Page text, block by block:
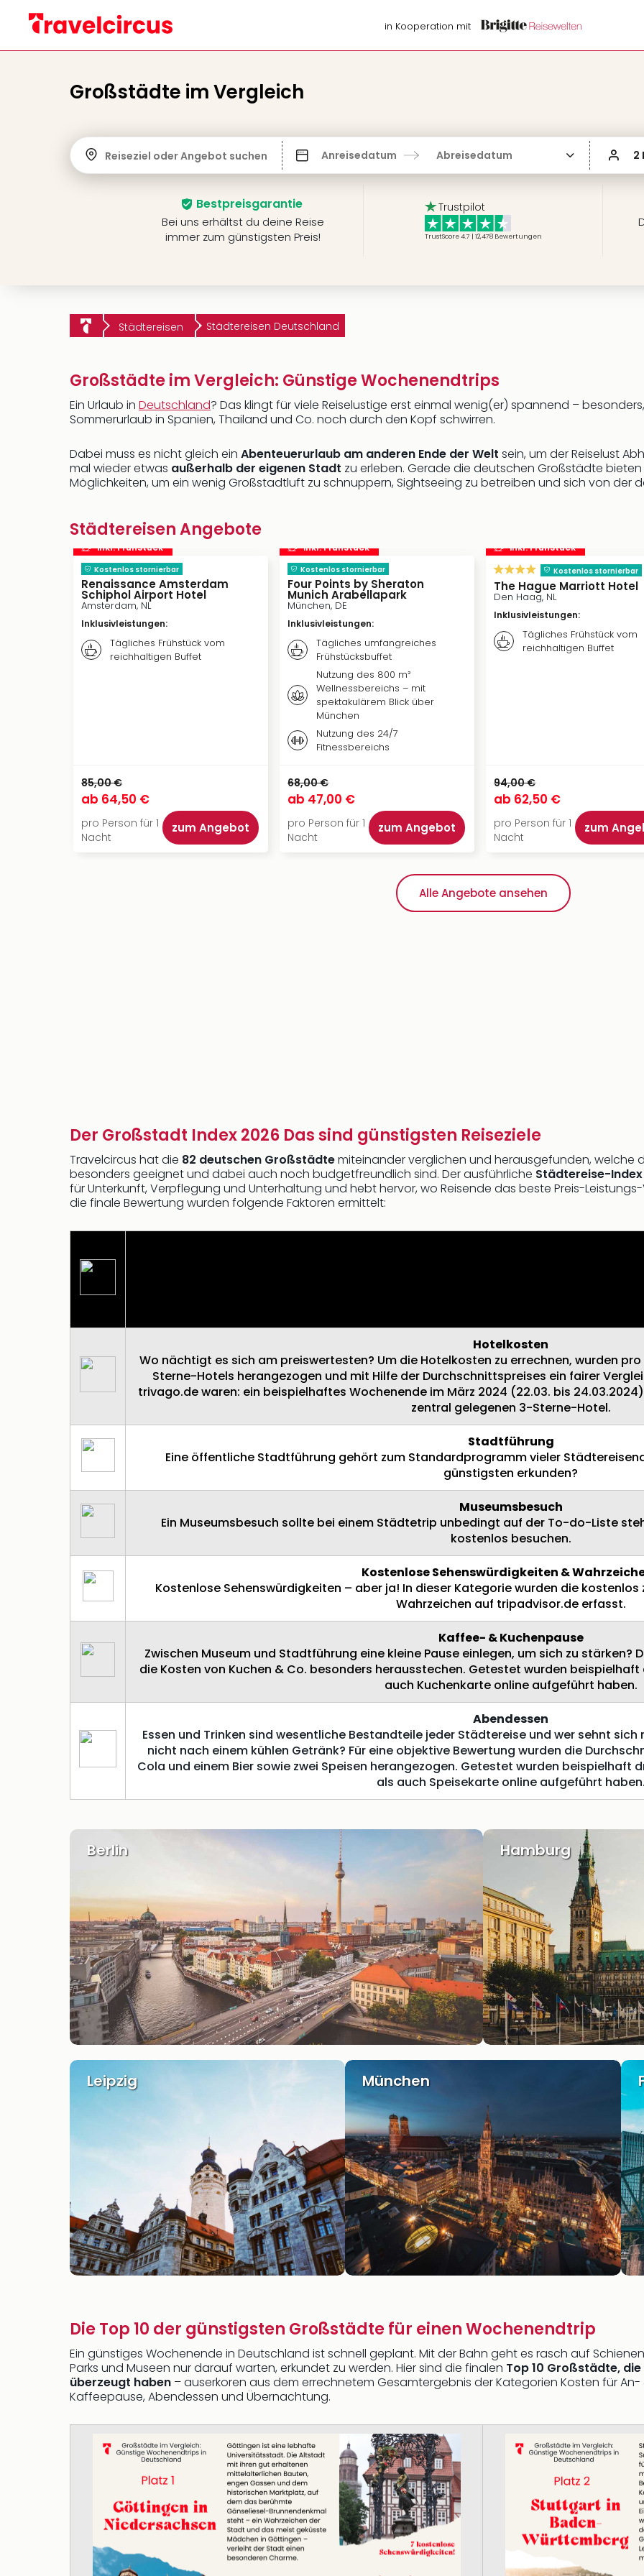
in Kooperation mit
Großstädte im Vergleich
Reiseziel oder Angebot suchen Anreisedatum Abreisedatum 2
Bestpreisgarantie
Bei uns erhältst du deine Reise
immer zum günstigsten Preis!
Trustpilot
TrustScore 4.7 | 12,478 Bewertungen
Städtereisen Städtereisen Deutschland
Großstädte im Vergleich: Günstige Wochenendtrips
Ein Urlaub in Deutschland? Das klingt für viele Reiselustige erst einmal wenig(er) spannend –
Sommerurlaub in Spanien, Thailand und Co. noch durch den Kopf schwirren.
Dabei muss es nicht gleich ein Abenteuerurlaub am anderen Ende der Welt sein, um der Reiselust
mal wieder etwas außerhalb der eigenen Stadt zu erleben. Gerade die deutschen Großstädte
Möglichkeiten, um ein wenig Großstadtluft zu schnuppern, Sightseeing zu betreiben und sich von der
Städtereisen Angebote
inkl. Frühstück
Kostenlos stornierbar
Renaissance Amsterdam
Schiphol Airport Hotel
Amsterdam, NL
Inklusivleistungen:
Tägliches Frühstück vom
reichhaltigen Buffet
85,00 €
ab 64,50 €
pro Person für 1
Nacht
zum Angebot
inkl. Frühstück
Kostenlos stornierbar
Four Points by Sheraton
Munich Arabellapark
München, DE
Inklusivleistungen:
Tägliches umfangreiches
Frühstücksbuffet
Nutzung des 800 m²
Wellnessbereichs – mit
spektakulärem Blick über
München
Nutzung des 24/7
Fitnessbereichs
68,00 €
ab 47,00 €
pro Person für 1
Nacht
zum Angebot
inkl. Frühstück
Kostenlos stornierbar
The Hague Marriott Hotel
Den Haag, NL
Inklusivleistungen:
Tägliches Frühstück vom
reichhaltigen Buffet
94,00 €
ab 62,50 €
pro Person für 1
Nacht
zum
Alle Angebote ansehen
Der Großstadt Index 2026 Das sind günstigsten Reiseziele
Travelcircus hat die 82 deutschen Großstädtemiteinander verglichen und herausgefunden, welche
besonders geeignet und dabei auch noch budgetfreundlich sind. Der ausführliche Städtereise-Index
für Unterkunft, Verpflegung und Unterhaltung und hebt hervor, wo Reisende das beste Preis-
die finale Bewertung wurden folgende Faktoren ermittelt:
Hotelkosten
Wo nächtigt es sich am preiswertesten? Um die Hotelkosten zu errechnen, wurden
Sterne-Hotels herangezogen und mit Hilfe der Durchschnittspreises ein fairer
trivago.de waren: ein beispielhaftes Wochenende im März 2024 (22.03. bis
zentral gelegenen 3-Sterne-Hotel.
Stadtführung
Eine öffentliche Stadtführung gehört zum Standardprogramm vieler
günstigsten erkunden?
Museumsbesuch
Ein Museumsbesuch sollte bei einem Städtetrip unbedingt auf der To-do-Liste
kostenlos besuchen.
Kostenlose Sehenswürdigkeiten &
Kostenlose Sehenswürdigkeiten – aber ja! In dieser Kategorie wurden die
Wahrzeichen auf tripadvisor.de erfasst.
Kaffee- & Kuchenpause
Zwischen Museum und Stadtführung eine kleine Pause einlegen, um sich zu stärken?
die Kosten von Kuchen & Co. besonders herausstechen. Getestet wurden
auch Kuchenkarte online aufgeführt haben.
Abendessen
Essen und Trinken sind wesentliche Bestandteile jeder Städtereise und wer sehnt
nicht nach einem kühlen Getränk? Für eine objektive Bewertung wurden die
Cola und einem Bier sowie zwei Speisen herangezogen. Getestet wurden beispielhaft
als auch Speisekarte online aufgeführt haben.
Berlin Hamburg
Leipzig München
Die Top 10 der günstigsten Großstädte für einen Wochenendtrip
Ein günstiges Wochenende in Deutschland ist schnell geplant. Mit der Bahn geht es rasch auf
Parks und Museen nur darauf warten, erkundet zu werden. Hier sind die finalen Top 10 Großstädte,
überzeugt haben – auserkoren aus dem errechnetem Gesamtergebnis der Kategorien Kosten für
Kaffeepause, Abendessen und Übernachtung.